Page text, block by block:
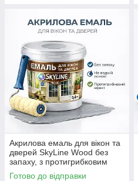
Акрилова емаль для вікон та
дверей SkyLine Wood без
запаху, з протигрибковим
ефектом, сіра, 0.4 л
Готово до відправки